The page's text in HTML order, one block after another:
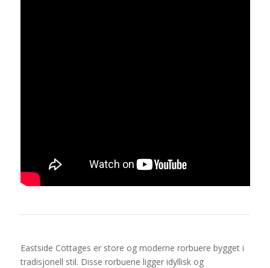
Eastside Cottages er store og moderne rorbuere bygget i
tradisjonell stil. Disse rorbuene ligger idyllisk og